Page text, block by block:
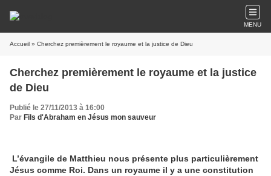
MENU
Accueil » Cherchez premièrement le royaume et la justice de Dieu
Cherchez premièrement le royaume et la justice
de Dieu
Publié le 27/11/2013 à 16:00
Par Fils d'Abraham en Jésus mon sauveur
L’évangile de Matthieu nous présente plus particulièrement
Jésus comme Roi. Dans un royaume il y a une constitution